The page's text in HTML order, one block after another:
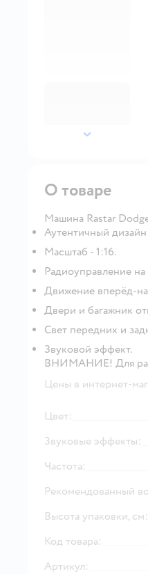
далее
О товаре
Машина Rastar
Аутентичный
Масштаб - 1:16.
Радиоуправление на
Движение вперёд-
Двери и багажник
Свет передних и
Звуковой эффект.
ВНИМАНИЕ! Для
Цены в интернет-
Цвет:
Звуковые эффекты:
Частота:
Рекомендованный
Высота упаковки, см:
Код товара:
Артикул: